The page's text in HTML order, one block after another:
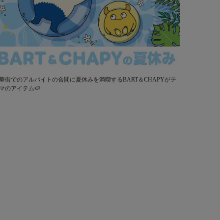
街でのアルバイトの合間に夏休みを満喫するBART＆CHAPYがテ
のアイテム🍉